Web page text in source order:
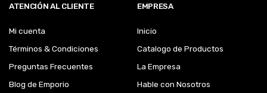
ATENCIÓN AL CLIENTE
Mi cuenta
Términos & Condiciones
Preguntas Frecuentes
Blog de Emporio
EMPRESA
Inicio
Catalogo de Productos
La Empresa
Hable con Nosotros